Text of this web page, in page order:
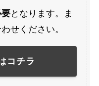
となります。ま
せください。
コチラ